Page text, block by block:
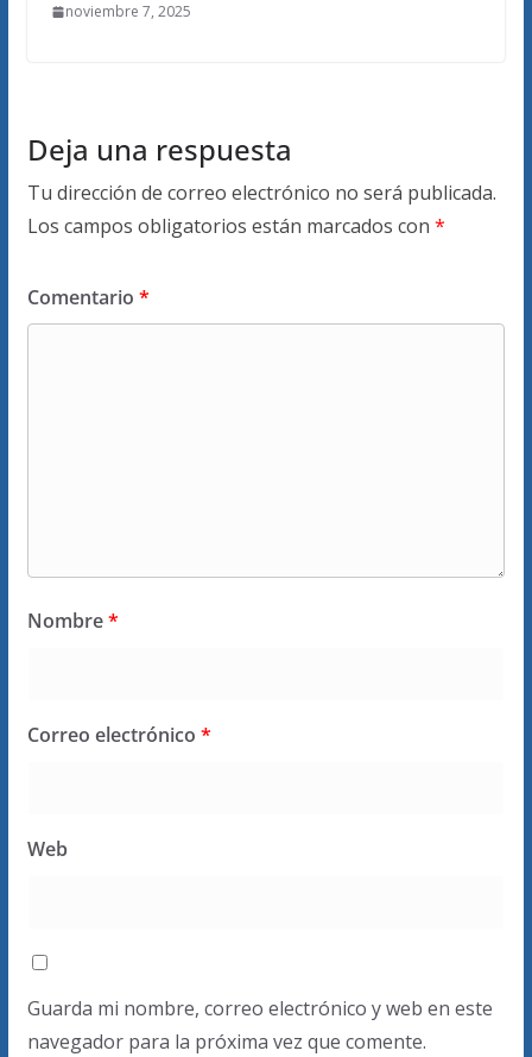
noviembre 7, 2025
Deja una respuesta
Tu dirección de correo electrónico no será publicada.
Los campos obligatorios están marcados con *
Comentario *
Nombre*
Correo electrónico *
Web
Guarda mi nombre, correo electrónico y web en este
navegador para la próxima vez que comente.